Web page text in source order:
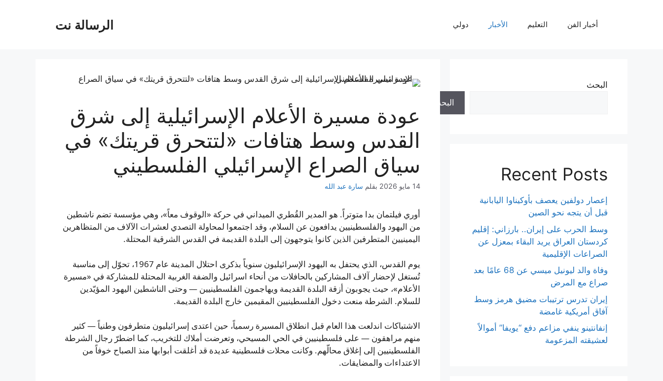
الرسالة نت أخبار الفن التعليم الأخبار دولي
عودة مسيرة الأعلام الإسرائيلية إلى شرق
القدس وسط هتافات «لتتحرق قريتك» في
سياق الصراع الإسرائيلي الفلسطيني
14 مايو 2026 بقلم سارة عبد الله
أوري فيلتمان بدا متوتراً. هو المدير القُطري الميداني في حركة «الوقوف معاً»، وهي مؤسسة تضم ناشطين
من اليهود والفلسطينيين يدافعون عن السلام، وقد اجتمعوا لمحاولة التصدي لعشرات الآلاف من المتظاهرين
اليمينيين المتطرفين الذين كانوا يتوجهون إلى البلدة القديمة في القدس الشرقية المحتلة.
يوم القدس، الذي يحتفل به اليهود الإسرائيليون سنوياً بذكرى احتلال المدينة عام 1967، تحوّل إلى مناسبة
تُستغل لإحضار آلاف المشاركين بالحافلات من أنحاء اسرائيل والضفة الغربية المحتلة للمشاركة في «مسيرة
الأعلام»، حيث يجوبون أزقة البلدة القديمة ويهاجمون الفلسطينيين — وحتى الناشطين اليهود المؤيّدين
للسلام. الشرطة منعت دخول الفلسطينيين المقيمين خارج البلدة القديمة.
الاشتباكات اندلعت هذا العام قبل انطلاق المسيرة رسمياً، حين اعتدى إسرائيليون متطرفون وطنياً — كثير
منهم مراهقون — على فلسطينيين في الحي المسيحي، وتعرضت أملاك للتخريب، كما اضطرّ رجال الشرطة
الفلسطينيين إلى إغلاق محالّهم. وكانت محلات فلسطينية عديدة قد أغلقت أبوابها منذ الصباح خوفاً من
الاعتداءات والمضايقات.
البحث
البحث
Recent Posts
إعصار دولفين يعصف بأوكيناوا اليابانية
قبل أن يتجه نحو الصين
وسط الحرب على إيران.. بارزاني: إقليم
كردستان العراق يريد البقاء بمعزل عن
الصراعات الإقليمية
وفاة والد ليونيل ميسي عن 68 عامًا بعد
صراع مع المرض
إيران تدرس ترتيبات مضيق هرمز وسط
آفاق أمريكية غامضة
إنفانتينو ينفي مزاعم دفع “يويفا” أموالاً
لعشيقته المزعومة